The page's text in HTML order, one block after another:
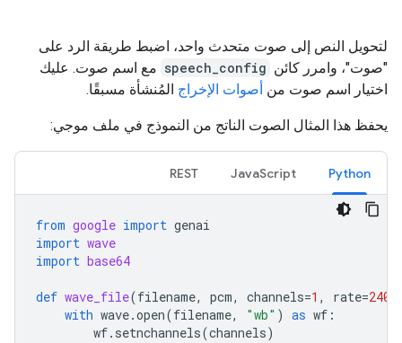
لتحويل النص إلى صوت متحدث واحد، اضبط طريقة الرد على
"صوت"، وامرر كائن speech_config مع اسم صوت. عليك
اختيار اسم صوت من أصوات الإخراج المُنشأة مسبقًا.
يحفظ هذا المثال الصوت الناتج من النموذج في ملف موجي:
Python
JavaScript
REST
from google import genai
import wave
import base64
def wave_file(filename, pcm, channels=1 , rate=
with wave.open(filename, "wb" ) as wf :
wf. setnchannels(channels)